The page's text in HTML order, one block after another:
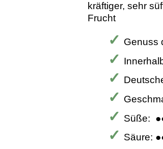
kräftiger, sehr
Frucht
Genuss
Süße:
Säure: